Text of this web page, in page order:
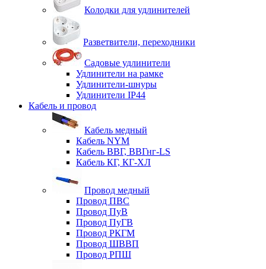
Колодки для удлинителей
Разветвители, переходники
Садовые удлинители
Удлинители на рамке
Удлинители-шнуры
Удлинители IP44
Кабель и провод
Кабель медный
Кабель NYM
Кабель ВВГ, ВВГнг-LS
Кабель КГ, КГ-ХЛ
Провод медный
Провод ПВС
Провод ПуВ
Провод ПуГВ
Провод РКГМ
Провод ШВВП
Провод РПШ